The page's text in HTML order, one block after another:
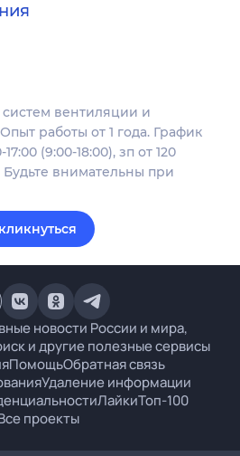
вентиляции и
работы от 1 года. График
(9:00-18:00), зп от 120
внимательны при
новости России и мира,
и другие полезные сервисы
ПомощьОбратная связь
Удаление информации
ЛайкиТоп-100
проекты